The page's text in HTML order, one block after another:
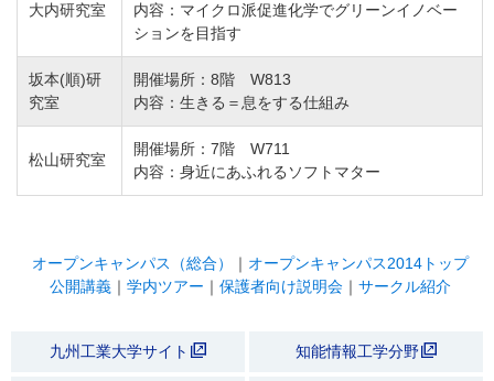
大内研究室
内容：マイクロ派促進化学でグリーンイノベー
ションを目指す
坂本(順)研
究室
開催場所：8階 W813
内容：生きる＝息をする仕組み
松山研究室
開催場所：7階 W711
内容：身近にあふれるソフトマター
オープンキャンパス（総合） ｜ オープンキャンパス2014トップ
公開講義｜ 学内ツアー ｜ 保護者向け説明会｜ サークル紹介
九州工業大学サイト 知能情報工学分野